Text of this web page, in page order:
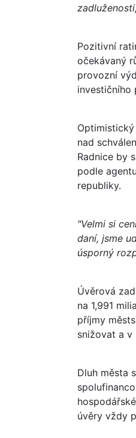
Pozitivní
očekávaný
provozní
investičního
nad
Radnice by
podle
republiky.
"Velmi si
daní, jsme
úsporný
Úvěrová
na 1,991
příjmy
snižovat a v
Dluh města
úvěry vždy